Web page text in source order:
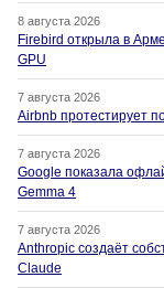
8 августа 2026
Firebird открыла в
GPU
7 августа 2026
Airbnb протестирует
7 августа 2026
Google показала
Gemma 4
7 августа 2026
Anthropic создаёт
Claude